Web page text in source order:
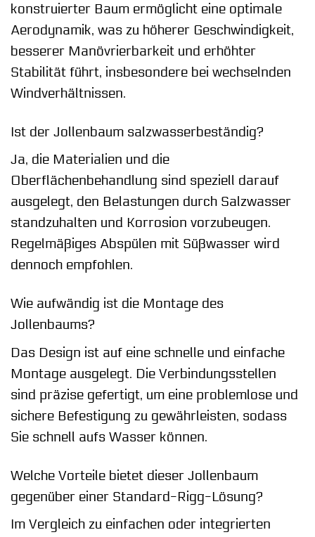
konstruierter Baum ermöglicht eine optimale
Aerodynamik, was zu höherer Geschwindigkeit,
besserer Manövrierbarkeit und erhöhter
Stabilität führt, insbesondere bei wechselnden
Windverhältnissen.
Ist der Jollenbaum salzwasserbeständig?
Ja, die Materialien und die
Oberflächenbehandlung sind speziell darauf
ausgelegt, den Belastungen durch Salzwasser
standzuhalten und Korrosion vorzubeugen.
Regelmäßiges Abspülen mit Süßwasser wird
dennoch empfohlen.
Wie aufwändig ist die Montage des
Jollenbaums?
Das Design ist auf eine schnelle und einfache
Montage ausgelegt. Die Verbindungsstellen
sind präzise gefertigt, um eine problemlose und
sichere Befestigung zu gewährleisten, sodass
Sie schnell aufs Wasser können.
Welche Vorteile bietet dieser Jollenbaum
gegenüber einer Standard-Rigg-Lösung?
Im Vergleich zu einfachen oder integrierten